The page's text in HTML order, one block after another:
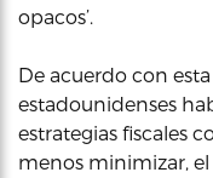
opacos’.
De acuerdo con
estadounidenses
estrategias fiscales
menos minimizar,